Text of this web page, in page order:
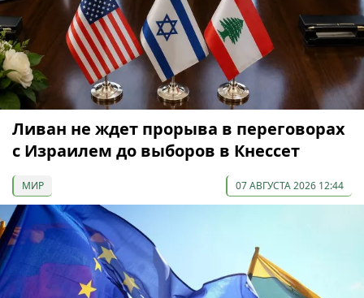
Ливан не ждет прорыва в переговорах
с Израилем до выборов в Кнессет
МИР 07 АВГУСТА 2026 12:44